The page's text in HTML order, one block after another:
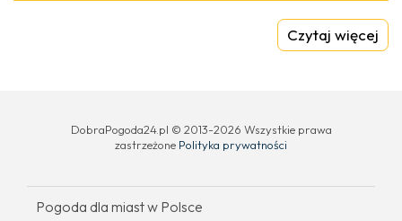
Czytaj więcej
DobraPogoda24.pl © 2013-2026 Wszystkie prawa
zastrzeżone Polityka prywatności
Pogoda dla miast w Polsce